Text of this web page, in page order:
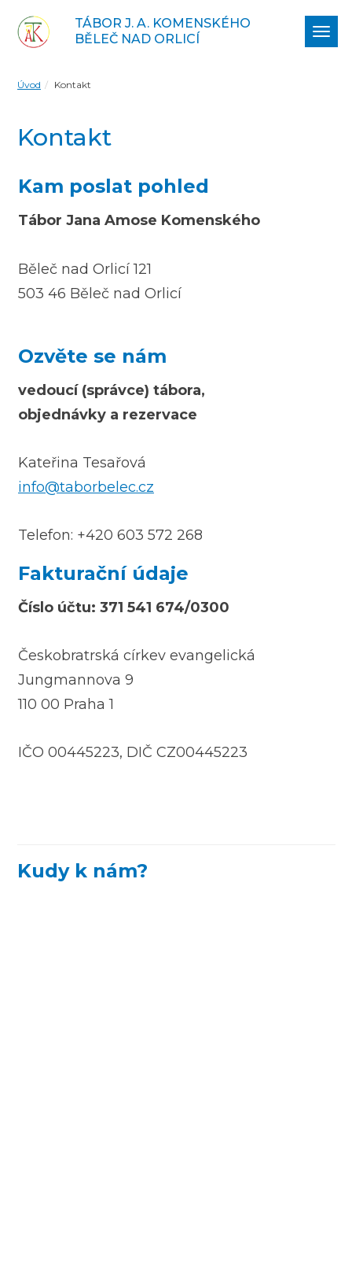
TÁBOR J. A. KOMENSKÉHO
BĚLEČ NAD ORLICÍ
Úvod Kontakt
Kontakt
Kam poslat pohled
Tábor Jana Amose Komenského
Běleč nad Orlicí 121
503 46 Běleč nad Orlicí
Ozvěte se nám
vedoucí (správce) tábora,
objednávky a rezervace
Kateřina Tesařová
info@taborbelec.cz
Telefon: +420 603 572 268
Fakturační údaje
Číslo účtu: 371 541 674/0300
Českobratrská církev evangelická
Jungmannova 9
110 00 Praha 1
IČO 00445223, DIČ CZ00445223
Kudy k nám?